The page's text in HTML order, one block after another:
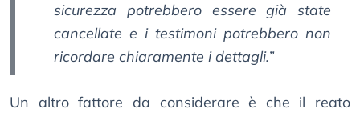
sicurezza potrebbero essere già state
cancellate e i testimoni potrebbero non
ricordare chiaramente i dettagli.”
Un altro fattore da considerare è che il reato